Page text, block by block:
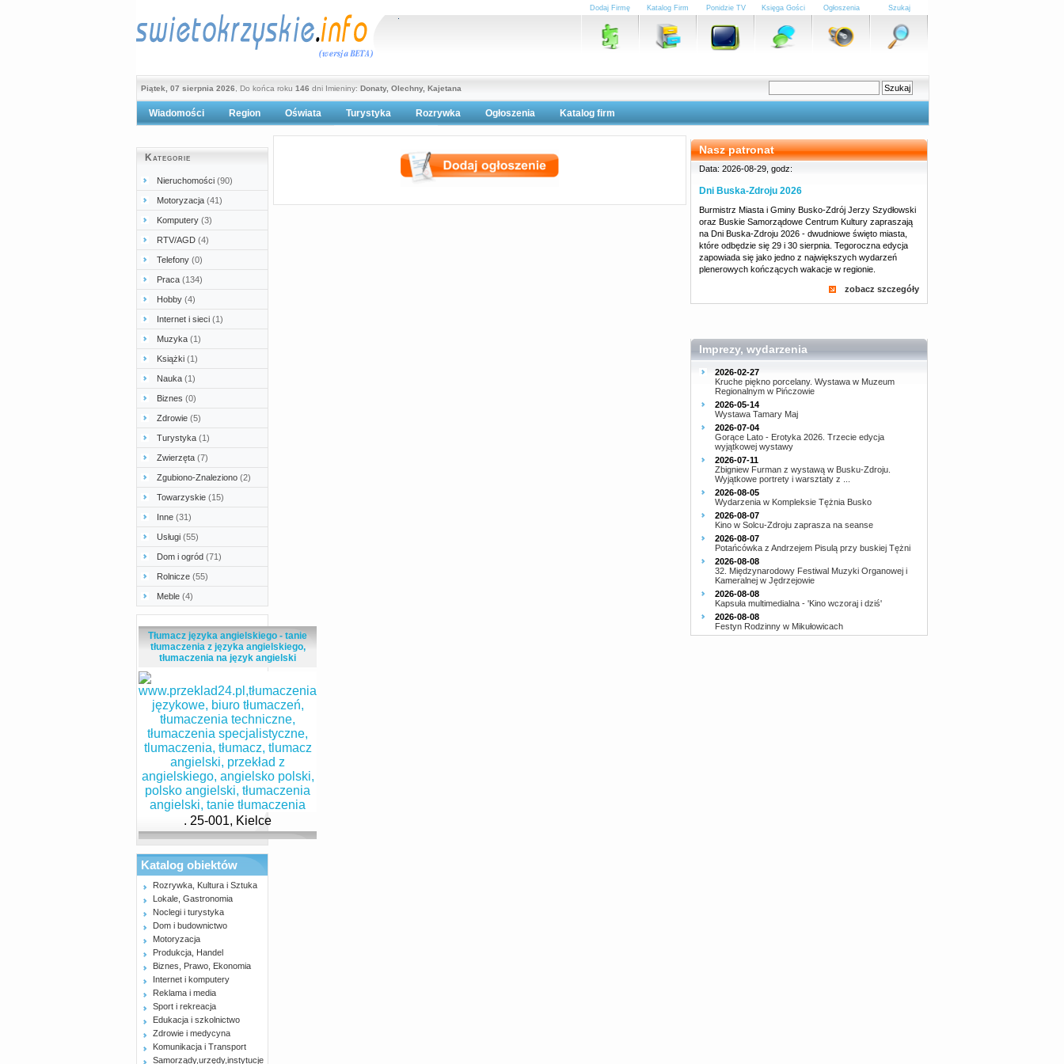
Szukaj
Ogłoszenia
Księga Gości
Ponidzie TV
Katalog Firm
Dodaj Firmę
Piątek, 07 sierpnia 2026 , Do końca roku 146 dni Imieniny: Donaty, Olechny, Kajetana
Wiadomości Region Oświata Turystyka
Polityka prywatności
Rozrywka Ogłoszenia Katalog firm
Kategorie
Nieruchomości (90)
Motoryzacja (41)
Komputery (3)
RTV/AGD (4)
Telefony (0)
Praca (134)
Hobby (4)
Internet i sieci (1)
Muzyka (1)
Książki (1)
Nauka (1)
Biznes (0)
Zdrowie (5)
Turystyka (1)
Zwierzęta (7)
Zgubiono-Znaleziono (2)
Towarzyskie (15)
Inne (31)
Usługi (55)
Dom i ogród (71)
Rolnicze (55)
Meble (4)
Tłumacz języka angielskiego - tanie
tłumaczenia z języka angielskiego,
tłumaczenia na język angielski
. 25-001, Kielce
Katalog obiektów
Rozrywka, Kultura i Sztuka
Lokale, Gastronomia
Noclegi i turystyka
Dom i budownictwo
Motoryzacja
Produkcja, Handel
Biznes, Prawo, Ekonomia
Internet i komputery
Reklama i media
Sport i rekreacja
Edukacja i szkolnictwo
Zdrowie i medycyna
Komunikacja i Transport
Samorządy,urzędy,instytucje
Nasz patronat
Data: 2026-08-29, godz:
Dni Buska-Zdroju 2026
Burmistrz Miasta i Gminy Busko-Zdrój Jerzy Szydłowski
oraz Buskie Samorządowe Centrum Kultury zapraszają
na Dni Buska-Zdroju 2026 - dwudniowe święto miasta,
które odbędzie się 29 i 30 sierpnia. Tegoroczna edycja
zapowiada się jako jedno z największych wydarzeń
plenerowych kończących wakacje w regionie.
zobacz szczegóły
Imprezy, wydarzenia
2026-02-27
Kruche piękno porcelany. Wystawa w Muzeum
Regionalnym w Pińczowie
2026-05-14
Wystawa Tamary Maj
2026-07-04
Gorące Lato - Erotyka 2026. Trzecie edycja
wyjątkowej wystawy
2026-07-11
Zbigniew Furman z wystawą w Busku-Zdroju.
Wyjątkowe portrety i warsztaty z ...
2026-08-05
Wydarzenia w Kompleksie Tężnia Busko
2026-08-07
Kino w Solcu-Zdroju zaprasza na seanse
2026-08-07
Potańcówka z Andrzejem Pisulą przy buskiej Tężni
2026-08-08
32. Międzynarodowy Festiwal Muzyki Organowej i
Kameralnej w Jędrzejowie
2026-08-08
Kapsuła multimedialna - 'Kino wczoraj i dziś'
2026-08-08
Festyn Rodzinny w Mikułowicach